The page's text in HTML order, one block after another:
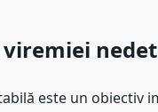
este un obiectiv